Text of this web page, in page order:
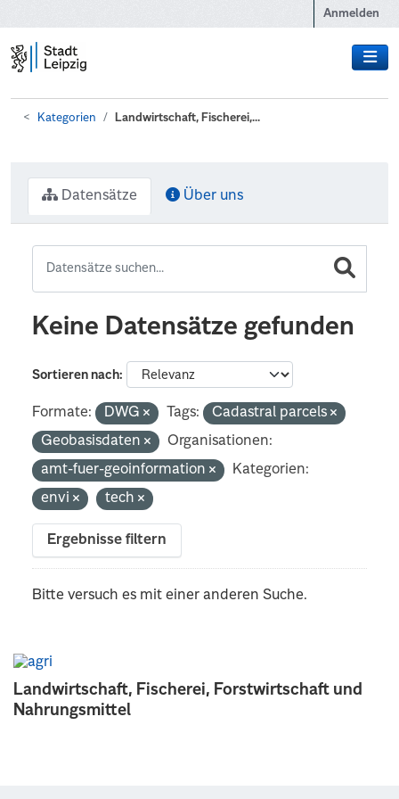
Anmelden
Kategorien Landwirtschaft, Fischerei,...
Landwirtschaft, Fischerei, Forstwirtschaft und
Nahrungsmittel
Datensätze Über uns
Keine Datensätze gefunden
Sortieren nach
Formate: DWG Tags:
Cadastral parcels
Geobasisdaten
Organisationen:
amt-fuer-geoinformation
Kategorien:
envi
tech
Ergebnisse filtern
Bitte versuch es mit einer anderen Suche.